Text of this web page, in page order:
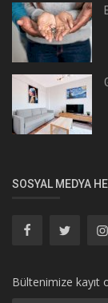
SOSYAL MEDYA
Bültenimize kayıt